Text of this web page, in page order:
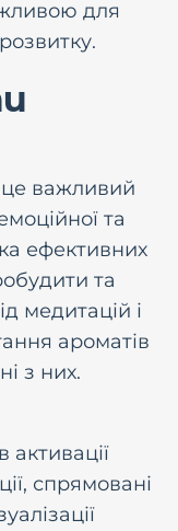
для
це важливий
та
ефективних
та
медитацій і
ароматів
з них.
активації
спрямовані